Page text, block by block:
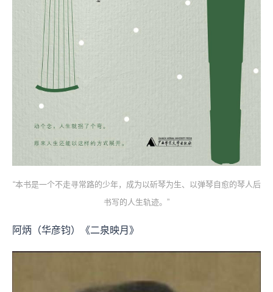
“本书是一个不走寻常路的少年，成为以斫琴为生、以弹琴自愈的琴人后
书写的人生轨迹。”
阿炳（华彦钧）《二泉映月》